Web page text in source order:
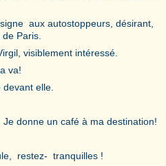
aux autostoppeurs, désirant,
Paris.
visiblement intéressé.
va!
elle.
Je donne un café à ma destination!
restez- tranquilles !